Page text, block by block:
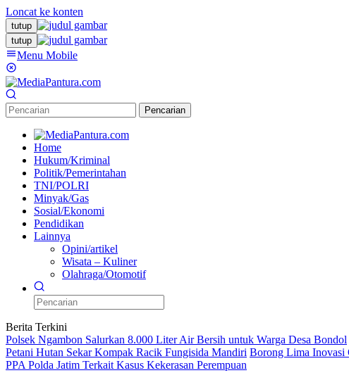
Loncat ke konten
tutup
tutup
Menu Mobile
Pencarian
Home
Hukum/Kriminal
Politik/Pemerintahan
TNI/POLRI
Minyak/Gas
Sosial/Ekonomi
Pendidikan
Lainnya
Opini/artikel
Wisata – Kuliner
Olahraga/Otomotif
Berita Terkini
Polsek Ngambon Salurkan 8.000 Liter Air Bersih untuk Warga Desa Bondol
Petani Hutan Sekar Kompak Racik Fungisida Mandiri Borong Lima Inovasi
PPA Polda Jatim Terkait Kasus Kekerasan Perempuan